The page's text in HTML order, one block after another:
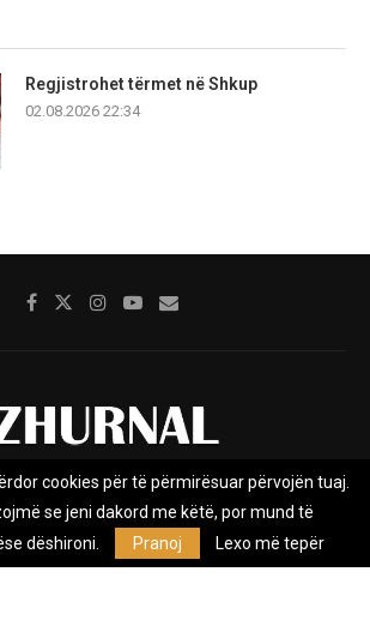
Regjistrohet tërmet në Shkup
02.08.2026 22:34
Impresumi Marketing
Privacy Policy
e Lajmeve e pavarur, e themeluar në vitin
cookies për të përmirësuar përvojën tuaj.
se jeni dakord me këtë, por mund të
dëshironi.
Pranoj Lexo më tepër